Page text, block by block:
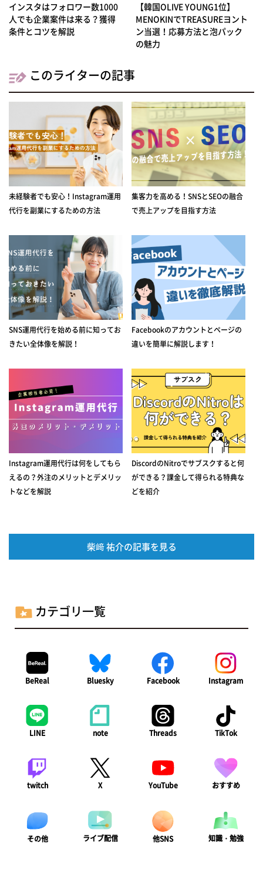
インスタはフォロワー数1000
人でも企業案件は来る？獲得
条件とコツを解説
【韓国OLIVE YOUNG1位】
MENOKINでTREASUREヨント
ン当選！応募方法と泡パック
の魅力
このライターの記事
未経験者でも安心！Instagram運用
代行を副業にするための方法
集客力を高める！SNSとSEOの融合
で売上アップを目指す方法
SNS運用代行を始める前に知ってお
きたい全体像を解説！
Facebookのアカウントとページの
違いを簡単に解説します！
Instagram運用代行は何をしてもら
えるの？外注のメリットとデメリッ
トなどを解説
DiscordのNitroでサブスクすると何
ができる？課金して得られる特典な
どを紹介
柴﨑 祐介の記事を見る
カテゴリ一覧
BeReal Bluesky Facebook Instagram
LINE note Threads TikTok
twitch X YouTube おすすめ
その他 ライブ配信 他SNS 知識・勉強